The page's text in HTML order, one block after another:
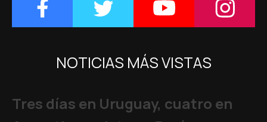
NOTICIAS MÁS VISTAS
Tres días en Uruguay, cuatro en